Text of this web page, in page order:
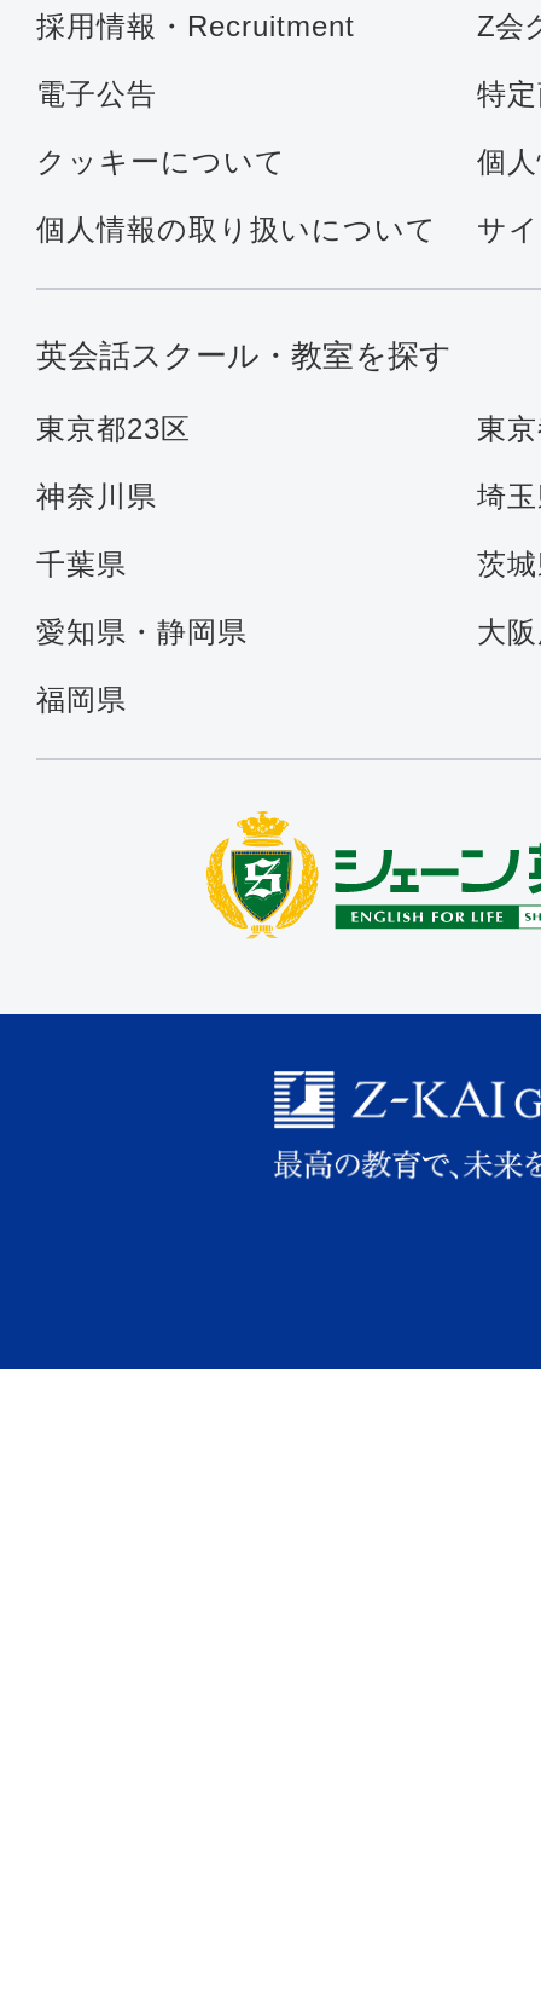
採用情報・Recruitment Z会
電子公告 特
クッキーについて 個
個人情報の取り扱いについて サ
英会話スクール・教室を探す
東京都23区 東
神奈川県 埼
千葉県 茨
愛知県・静岡県 大
福岡県